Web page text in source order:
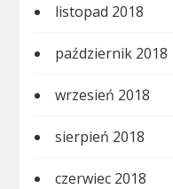
listopad 2018
październik 2018
wrzesień 2018
sierpień 2018
czerwiec 2018